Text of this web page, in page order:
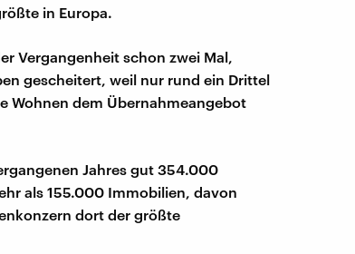
in Europa.
Vergangenheit schon zwei Mal,
gescheitert, weil nur rund ein Drittel
Wohnen dem Übernahmeangebot
Jahres gut 354.000
als 155.000 Immobilien, davon
dort der größte